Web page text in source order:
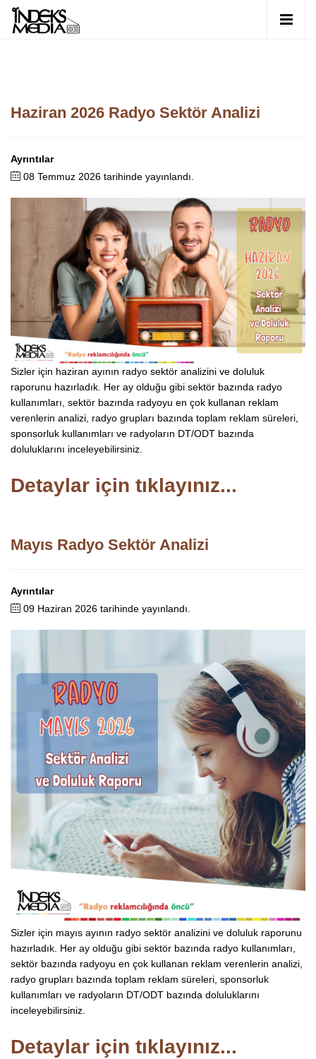
Haziran 2026 Radyo Sektör Analizi
Ayrıntılar
08 Temmuz 2026 tarihinde yayınlandı.
Sizler için haziran ayının radyo sektör analizini ve doluluk
raporunu hazırladık. Her ay olduğu gibi sektör bazında radyo
kullanımları, sektör bazında radyoyu en çok kullanan reklam
verenlerin analizi, radyo grupları bazında toplam reklam süreleri,
sponsorluk kullanımları ve radyoların DT/ODT bazında
doluluklarını inceleyebilirsiniz.
Detaylar için tıklayınız...
Mayıs Radyo Sektör Analizi
Ayrıntılar
09 Haziran 2026 tarihinde yayınlandı.
Sizler için mayıs ayının radyo sektör analizini ve doluluk raporunu
hazırladık. Her ay olduğu gibi sektör bazında radyo kullanımları,
sektör bazında radyoyu en çok kullanan reklam verenlerin analizi,
radyo grupları bazında toplam reklam süreleri, sponsorluk
kullanımları ve radyoların DT/ODT bazında doluluklarını
inceleyebilirsiniz.
Detaylar için tıklayınız...